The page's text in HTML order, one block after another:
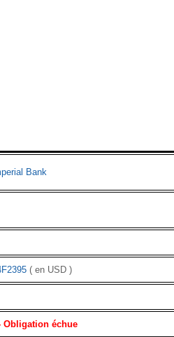
Bank
( en USD )
Obligation échue